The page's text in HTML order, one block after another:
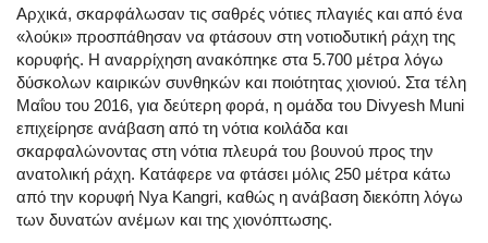
Αρχικά, σκαρφάλωσαν τις σαθρές νότιες πλαγιές και από ένα
«λούκι» προσπάθησαν να φτάσουν στη νοτιοδυτική ράχη της
κορυφής. Η αναρρίχηση ανακόπηκε στα 5.700 μέτρα λόγω
δύσκολων καιρικών συνθηκών και ποιότητας χιονιού. Στα τέλη
Μαΐου του 2016, για δεύτερη φορά, η ομάδα του Divyesh Muni
επιχείρησε ανάβαση από τη νότια κοιλάδα και
σκαρφαλώνοντας στη νότια πλευρά του βουνού προς την
ανατολική ράχη. Κατάφερε να φτάσει μόλις 250 μέτρα κάτω
από την κορυφή Nya Kangri, καθώς η ανάβαση διεκόπη λόγω
των δυνατών ανέμων και της χιονόπτωσης.